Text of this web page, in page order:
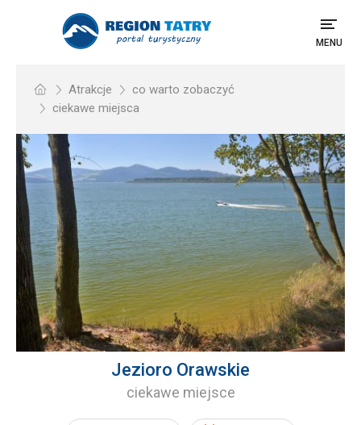
MENU
Atrakcje
co warto zobaczyć
ciekawe miejsca
Jezioro Orawskie
ciekawe miejsce